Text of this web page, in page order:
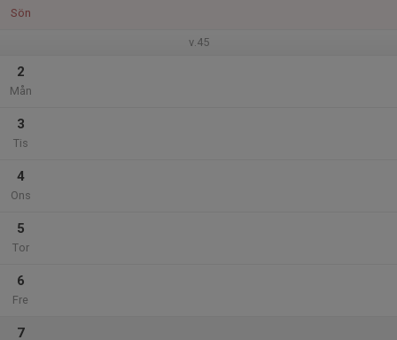
Sön
v.45
2
Mån
3
Tis
4
Ons
5
Tor
6
Fre
7